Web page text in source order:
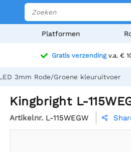
Platformen
Gratis verzendingv.a. €
3mm Rode/Groene kleuruitvoer
Kingbright L-
Artikelnr. L-115WEGW 